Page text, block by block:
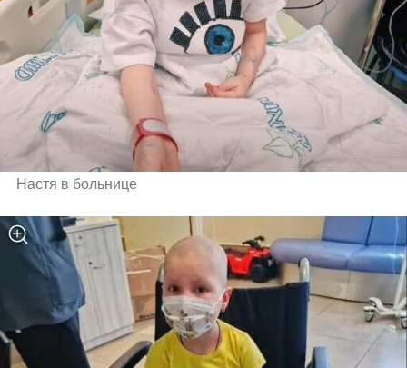
Настя в больнице